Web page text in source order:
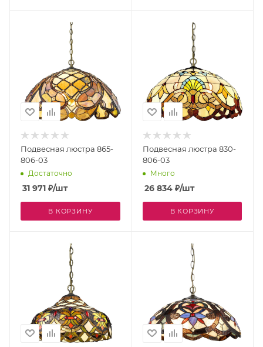
Подвесная люстра 865-
806-03
Достаточно
31 971 ₽/шт
В КОРЗИНУ
Подвесная люстра 830-
806-03
Много
26 834₽/шт
В КОРЗИНУ